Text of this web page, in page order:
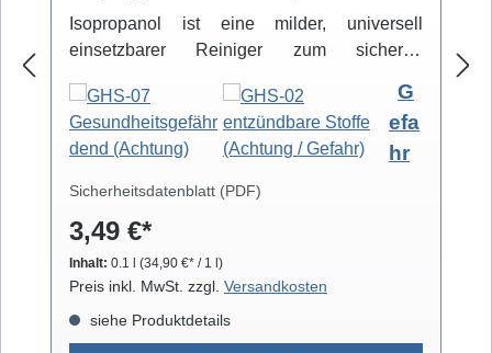
Isopropanol ist eine milder, universell
einsetzbarer Reiniger zum sicheren
Hochreiner Isopropanol-Alkohol ( 99,8% )
eignet sich zur professionellen Säuberung
von z.B. Video- und Tonköpfen,
Laufwerkteilen, Gummirollen und optischen
arbeitet rückstandsfrei.
G
efa
hr
Sicherheitsdatenblatt (PDF)
3,49 €*
Inhalt: 0.1 l (34,90 €* / 1 l)
Preis inkl. MwSt. zzgl. Versandkosten
siehe Produktdetails